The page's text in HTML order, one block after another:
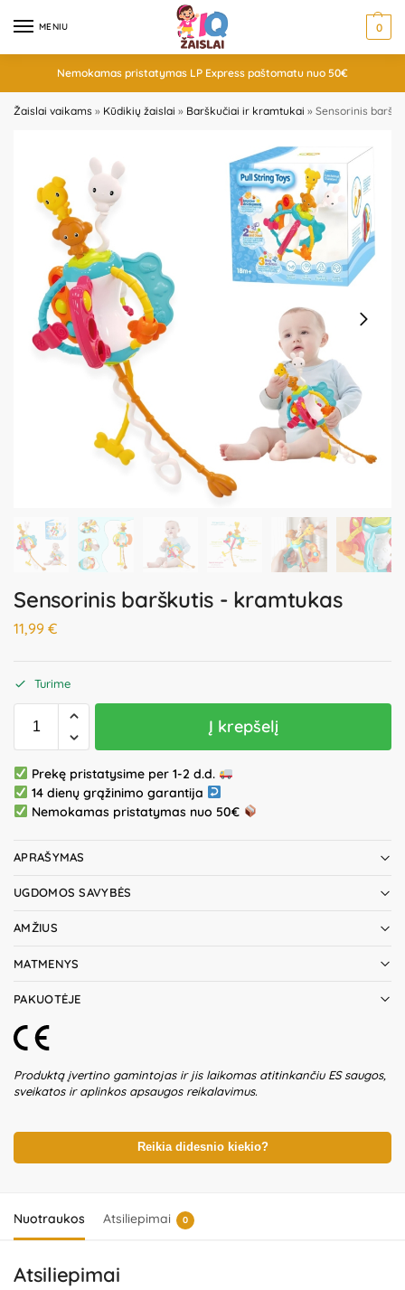
MENIU 0
Nemokamas pristatymas LP Express paštomatu nuo 50€
Žaislai vaikams » Kūdikių žaislai » Barškučiai ir kramtukai » Sensorinis
Sensorinis barškutis - kramtukas
11,99 €
Turime
Į krepšelį
Prekę pristatysime per 1-2 d.d.
14 dienų grąžinimo garantija
Nemokamas pristatymas nuo 50€
APRAŠYMAS
UGDOMOS SAVYBĖS
AMŽIUS
MATMENYS
PAKUOTĖJE
Produktą įvertino gamintojas ir jis laikomas atitinkančiu ES saugos,
sveikatos ir aplinkos apsaugos reikalavimus.
Reikia didesnio kiekio?
Nuotraukos Atsiliepimai 0
Atsiliepimai